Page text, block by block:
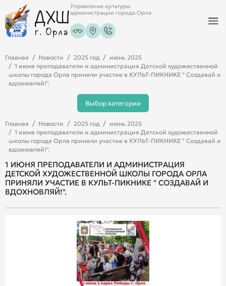
Управление культуры
администрации города Орла
Главная Новости 2025 год
июнь 2025
1 июня преподаватели и администрация Детской художественной
школы города Орла приняли участие в КУЛЬТ-ПИКНИКЕ " Создавай и
вдохновляй!".
Выбор категории
Главная Новости 2025 год
июнь 2025
1 июня преподаватели и администрация Детской художественной
школы города Орла приняли участие в КУЛЬТ-ПИКНИКЕ " Создавай и
вдохновляй!".
1 ИЮНЯ ПРЕПОДАВАТЕЛИ И АДМИНИСТРАЦИЯ
ДЕТСКОЙ ХУДОЖЕСТВЕННОЙ ШКОЛЫ ГОРОДА ОРЛА
ПРИНЯЛИ УЧАСТИЕ В КУЛЬТ-ПИКНИКЕ " СОЗДАВАЙ И
ВДОХНОВЛЯЙ!".